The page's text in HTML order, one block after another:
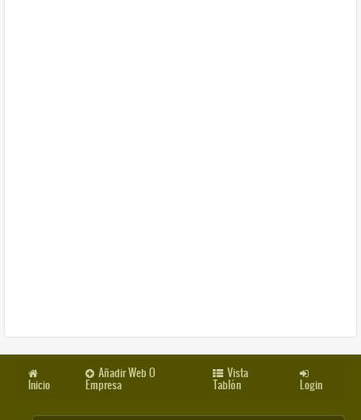
Inicio
Añadir Web O
Empresa
Vista
Tablón Login